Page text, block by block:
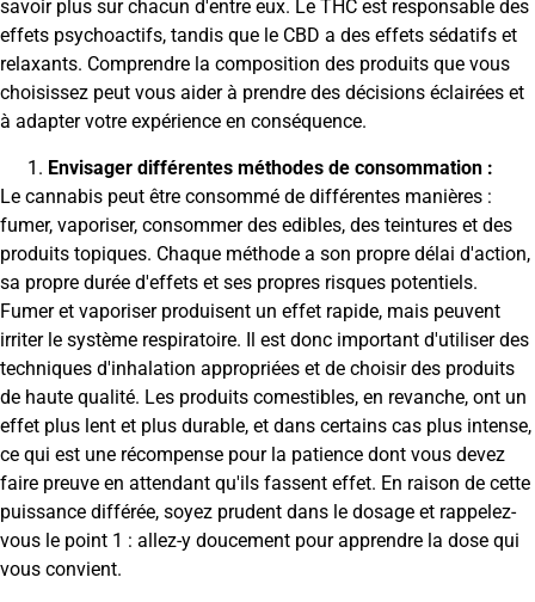
savoir plus sur chacun d'entre eux. Le THC est responsable des
effets psychoactifs, tandis que le CBD a des effets sédatifs et
relaxants. Comprendre la composition des produits que vous
choisissez peut vous aider à prendre des décisions éclairées et
à adapter votre expérience en conséquence.
Envisager différentes méthodes de consommation :
Le cannabis peut être consommé de différentes manières :
fumer, vaporiser, consommer des edibles, des teintures et des
produits topiques. Chaque méthode a son propre délai d'action,
sa propre durée d'effets et ses propres risques potentiels.
Fumer et vaporiser produisent un effet rapide, mais peuvent
irriter le système respiratoire. Il est donc important d'utiliser des
techniques d'inhalation appropriées et de choisir des produits
de haute qualité. Les produits comestibles, en revanche, ont un
effet plus lent et plus durable, et dans certains cas plus intense,
ce qui est une récompense pour la patience dont vous devez
faire preuve en attendant qu'ils fassent effet. En raison de cette
puissance différée, soyez prudent dans le dosage et rappelez-
vous le point 1 : allez-y doucement pour apprendre la dose qui
vous convient.